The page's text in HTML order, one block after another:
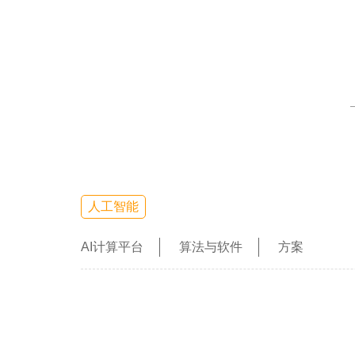
人工智能
AI计算平台 算法与软件 方案